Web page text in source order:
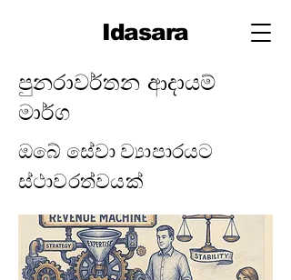
Idasara
පුනරාවර්තන ආදායම්
මාර්ග
ඔබේ සේවා ව්‍යාපාරයට
ස්ථාවරත්වයක්